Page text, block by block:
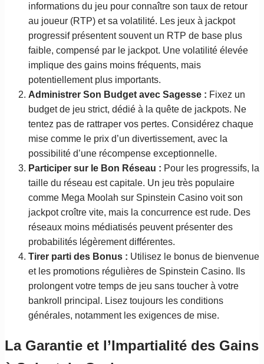
informations du jeu pour connaître son taux de retour
au joueur (RTP) et sa volatilité. Les jeux à jackpot
progressif présentent souvent un RTP de base plus
faible, compensé par le jackpot. Une volatilité élevée
implique des gains moins fréquents, mais
potentiellement plus importants.
Administrer Son Budget avec Sagesse : Fixez un
budget de jeu strict, dédié à la quête de jackpots. Ne
tentez pas de rattraper vos pertes. Considérez chaque
mise comme le prix d’un divertissement, avec la
possibilité d’une récompense exceptionnelle.
Participer sur le Bon Réseau : Pour les progressifs, la
taille du réseau est capitale. Un jeu très populaire
comme Mega Moolah sur Spinstein Casino voit son
jackpot croître vite, mais la concurrence est rude. Des
réseaux moins médiatisés peuvent présenter des
probabilités légèrement différentes.
Tirer parti des Bonus : Utilisez le bonus de bienvenue
et les promotions régulières de Spinstein Casino. Ils
prolongent votre temps de jeu sans toucher à votre
bankroll principal. Lisez toujours les conditions
générales, notamment les exigences de mise.
La Garantie et l’Impartialité des Gains